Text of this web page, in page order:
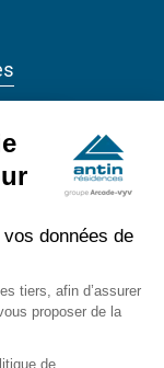
réservés
données de
tiers, afin d’assurer
proposer de la
de